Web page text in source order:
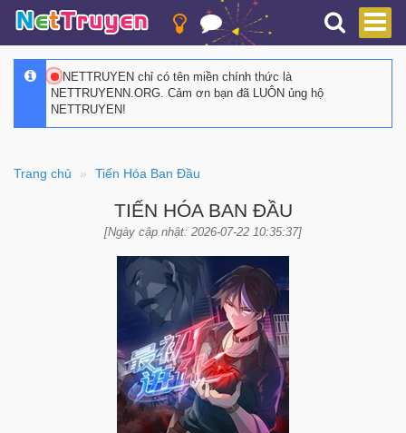
NETTRUYEN chỉ có tên miền chính thức là
NETTRUYENN.ORG. Cảm ơn bạn đã LUÔN ủng hộ
NETTRUYEN!
Trang chủ Tiến Hóa Ban Đầu
TIẾN HÓA BAN ĐẦU
[Ngày cập nhật: 2026-07-22 10:35:37]